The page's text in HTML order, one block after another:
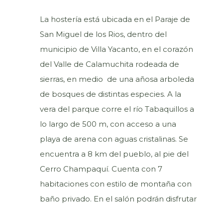
La hostería está ubicada en el Paraje de
San Miguel de los Rios, dentro del
municipio de Villa Yacanto, en el corazón
del Valle de Calamuchita rodeada de
sierras, en medio de una añosa arboleda
de bosques de distintas especies. A la
vera del parque corre el río Tabaquillos a
lo largo de 500 m, con acceso a una
playa de arena con aguas cristalinas. Se
encuentra a 8 km del pueblo, al pie del
Cerro Champaquí. Cuenta con 7
habitaciones con estilo de montaña con
baño privado. En el salón podrán disfrutar